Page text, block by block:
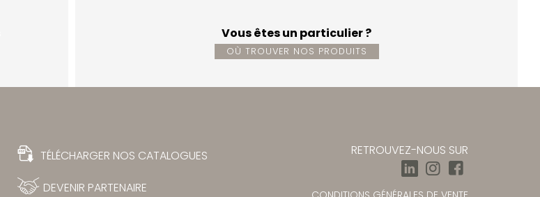
Vous êtes un particulier ?
OÙ TROUVER NOS PRODUITS
TÉLÉCHARGER NOS CATALOGUES
DEVENIR PARTENAIRE
RETROUVEZ-NOUS SUR